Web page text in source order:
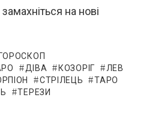
на нові
ГОРОСКОП
ДІВА КОЗОРІГ
ЛЕВ
СТРІЛЕЦЬ
ТАРО
ТЕРЕЗИ